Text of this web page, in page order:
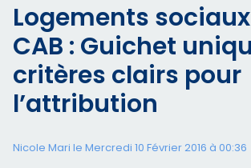
Logements
CAB : Guichet
critères clairs pour
l’attribution
Nicole Mari le Mercredi 10 Février 2016 à 00:36